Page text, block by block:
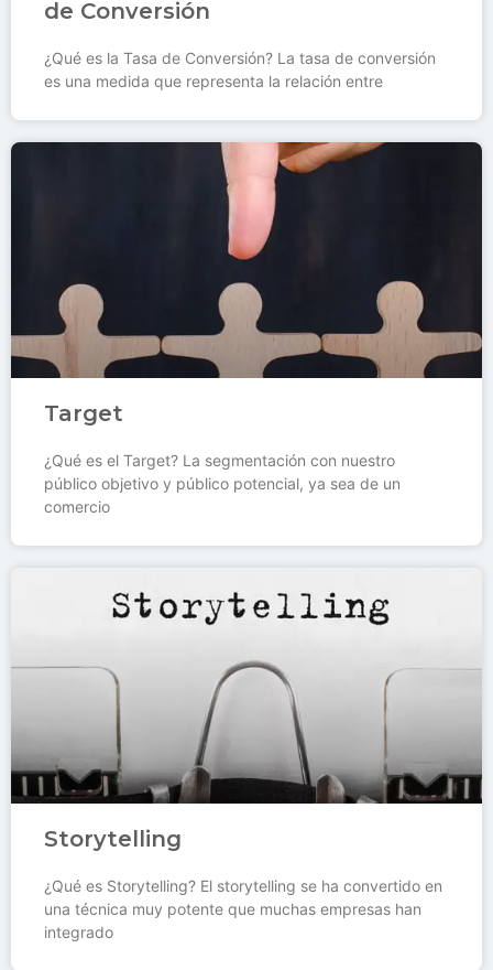
de Conversión
¿Qué es la Tasa de Conversión? La tasa de conversión
es una medida que representa la relación entre
Target
¿Qué es el Target? La segmentación con nuestro
público objetivo y público potencial, ya sea de un
comercio
Storytelling
¿Qué es Storytelling? El storytelling se ha convertido en
una técnica muy potente que muchas empresas han
integrado